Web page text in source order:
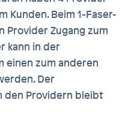
Kunden. Beim 1-Faser-
Provider Zugang zum
kann in der
einen zum anderen
Der
Providern bleibt